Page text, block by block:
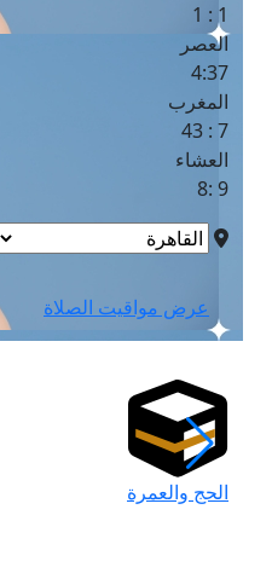
1 : 1
العصر
4:37
المغرب
7 : 43
العشاء
9 :8
عرض مواقيت الصلاة
الحج والعمرة